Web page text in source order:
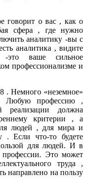
о вас , как о
сфера , где нужно
аналитику -вы с
аналитика , видите
-это ваше сильное
профессионализме и
«неземное»
Любую профессию ,
должна
критерии , а
людей , для мира и
. Если что-то будете
для людей. И в
Это может
труда ,
направлено на пользу